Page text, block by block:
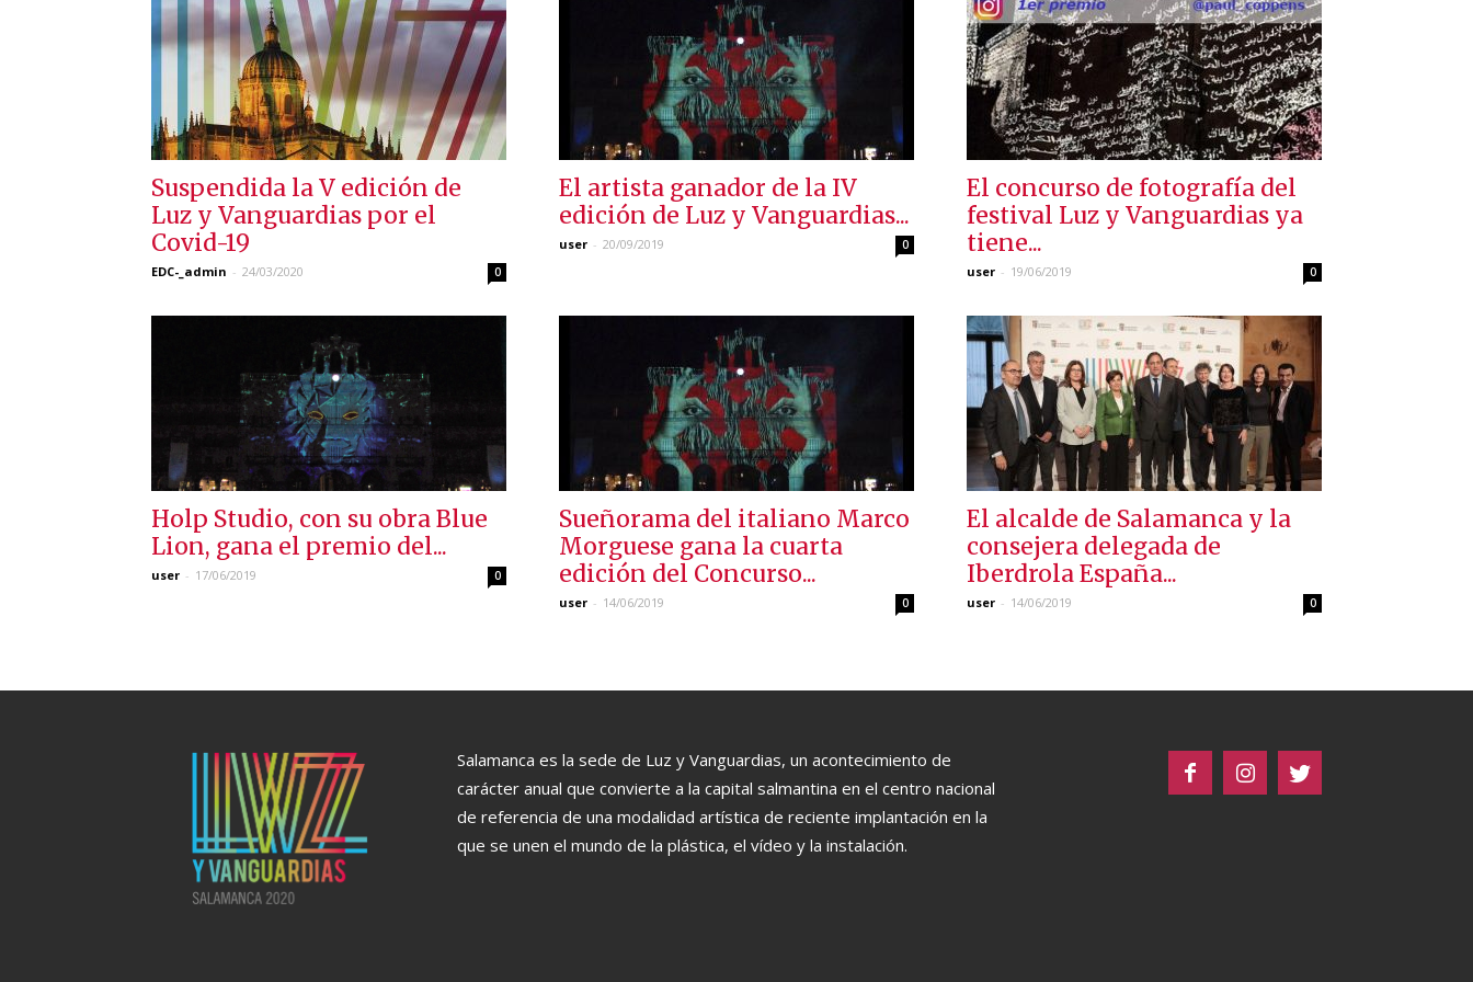
Suspendida la V edición de
Luz y Vanguardias por el
Covid-19
EDC-_admin - 24/03/2020 0
El artista ganador de la IV
edición de Luz y Vanguardias...
user - 20/09/2019 0
El concurso de fotografía del
festival Luz y Vanguardias ya
tiene...
user - 19/06/2019 0
Holp Studio, con su obra Blue
Lion, gana el premio del...
user - 17/06/2019 0
Sueñorama del italiano Marco
Morguese gana la cuarta
edición del Concurso...
user - 14/06/2019 0
El alcalde de Salamanca y la
consejera delegada de
Iberdrola España...
user - 14/06/2019 0
Salamanca es la sede de Luz y Vanguardias, un acontecimiento de
carácter anual que convierte a la capital salmantina en el centro nacional
de referencia de una modalidad artística de reciente implantación en la
que se unen el mundo de la plástica, el vídeo y la instalación.